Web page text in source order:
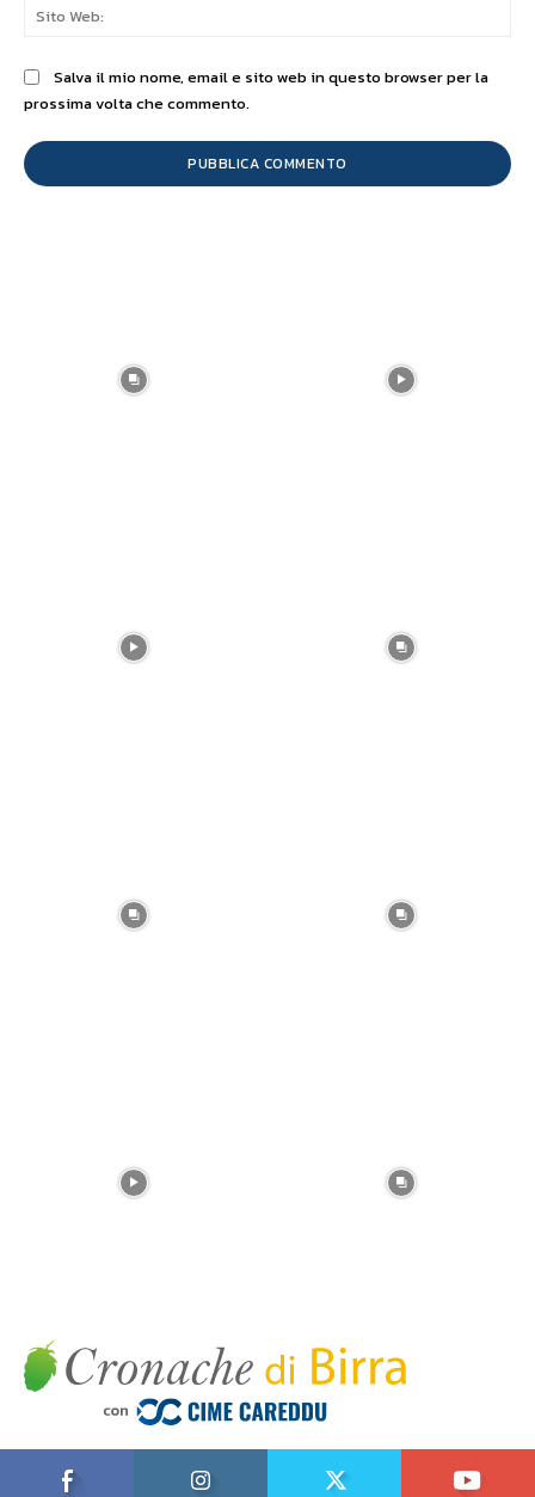
Salva il mio nome, email e sito web in questo browser per la
prossima volta che commento.